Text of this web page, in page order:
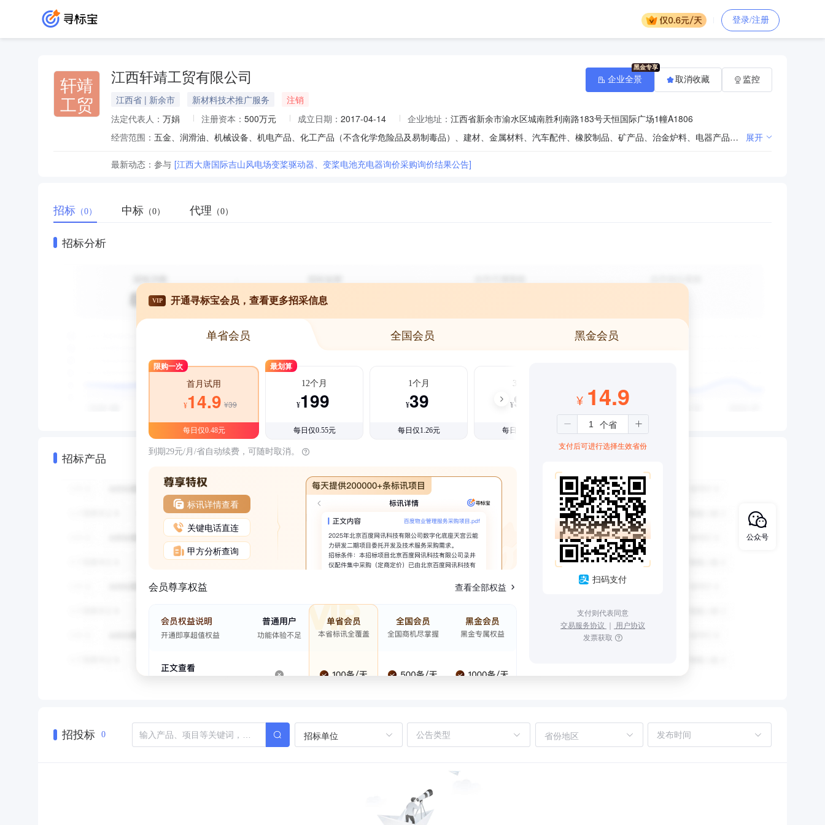
登录/注册
轩靖
工贸
江西轩靖工贸有限公司
江西省 | 新余市 新材料技术推广服务
注销
法定代表人： 万娟 注册资本： 500万元 成立日期： 2017-04-14 企业地址： 江西省新余市渝水区城南胜利南路183号天恒国际广场1幢A1806
经营范围：
五金、润滑油、机械设备、机电产品、化工产品（不含化学危险品及易制毒品）、建材、金属材料、汽车配件、橡胶制品、矿产品、治金炉料、电器产品、棉制品、装璜材料、塑料制品、生铁、日用品销售；机械配件维修。（依法须经批准的项目,经相关部门批准后方可开展经营活动）。 展开
最新动态： 参与 [江西大唐国际吉山风电场变桨驱动器、变桨电池充电器询价采购询价结果公告]
企业全景 取消收藏 监控
招标 （0） 中标 （0） 代理 （0）
招标分析
招标产品
VIP 开通寻标宝会员，查看更多招采信息
单省会员 全国会员 黑金会员
限购一次
首月试用
¥14.9 ¥39
每日仅0.48元
最划算
12个月
¥199
每日仅0.55元
1个月
¥39
每日仅1.26元
3个月
¥99
每日仅1.08元
到期29元/月/省自动续费，可随时取消。
标讯详情查看
关键电话直连
甲方分析查询
会员尊享权益 查看全部权益
¥ 14.9
支付后可进行选择生效省份
扫码支付
支付则代表同意
交易服务协议 ｜ 用户协议
发票获取
招投标 0 招标单位 省份地区
公众号